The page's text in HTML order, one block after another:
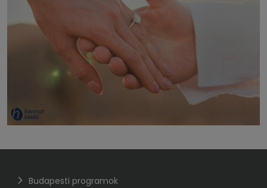
Budapesti programok